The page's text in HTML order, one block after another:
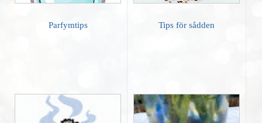
Parfymtips Tips för sådden